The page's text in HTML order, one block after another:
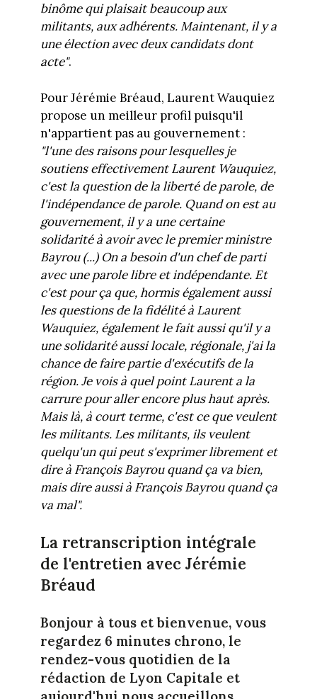
binôme qui plaisait beaucoup aux
militants, aux adhérents. Maintenant, il y a
une élection avec deux candidats dont
acte".
Pour Jérémie Bréaud, Laurent Wauquiez
propose un meilleur profil puisqu'il
n'appartient pas au gouvernement :
"l'une des raisons pour lesquelles je
soutiens effectivement Laurent Wauquiez,
c'est la question de la liberté de parole, de
l'indépendance de parole. Quand on est au
gouvernement, il y a une certaine
solidarité à avoir avec le premier ministre
Bayrou (...) On a besoin d'un chef de parti
avec une parole libre et indépendante. Et
c'est pour ça que, hormis également aussi
les questions de la fidélité à Laurent
Wauquiez, également le fait aussi qu'il y a
une solidarité aussi locale, régionale, j'ai la
chance de faire partie d'exécutifs de la
région. Je vois à quel point Laurent a la
carrure pour aller encore plus haut après.
Mais là, à court terme, c'est ce que veulent
les militants. Les militants, ils veulent
quelqu'un qui peut s'exprimer librement et
dire à François Bayrou quand ça va bien,
mais dire aussi à François Bayrou quand ça
va mal".
La retranscription intégrale
de l'entretien avec Jérémie
Bréaud
Bonjour à tous et bienvenue, vous
regardez 6 minutes chrono, le
rendez-vous quotidien de la
rédaction de Lyon Capitale et